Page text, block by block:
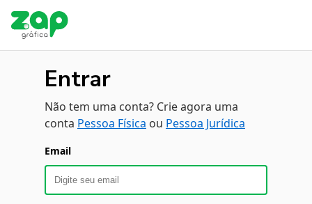
Entrar
Não tem uma conta? Crie agora uma
conta Pessoa Física ou Pessoa Jurídica
Email